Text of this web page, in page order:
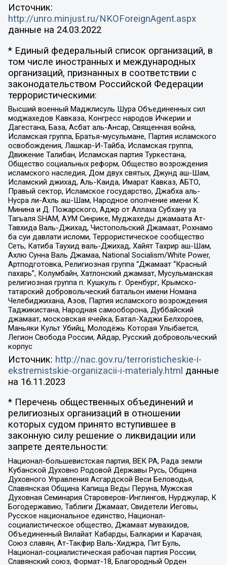
Источник:
http://unro.minjust.ru/NKOForeignAgent.aspx
данные на 24.03.2022
* Единый федеральный список организаций, в
том числе иностранных и международных
организаций, признанных в соответствии с
законодательством Российской Федерации
террористическими:
Высший военный Маджлисуль Шура Объединенных сил
моджахедов Кавказа, Конгресс народов Ичкерии и
Дагестана, База, Асбат аль-Ансар, Священная война,
Исламская группа, Братья-мусульмане, Партия исламского
освобождения, Лашкар-И-Тайба, Исламская группа,
Движение Талибан, Исламская партия Туркестана,
Общество социальных реформ, Общество возрождения
исламского наследия, Дом двух святых, Джунд аш-Шам,
Исламский джихад, Аль-Каида, Имарат Кавказ, АБТО,
Правый сектор, Исламское государство, Джабха аль-
Нусра ли-Ахль аш-Шам, Народное ополчение имени К.
Минина и Д. Пожарского, Аджр от Аллаха Субхану уа
Тагьаля SHAM, АУМ Синрике, Муджахеды джамаата Ат-
Тавхида Валь-Джихад, Чистопольский Джамаат, Рохнамо
ба суи давлати исломи, Террористическое сообщество
Сеть, Катиба Таухид валь-Джихад, Хайят Тахрир аш-Шам,
Ахлю Сунна Валь Джамаа, National Socialism/White Power,
Артподготовка, Религиозная группа “Джамаат “Красный
пахарь”, Колумбайн, Хатлонский джамаат, Мусульманская
религиозная группа п. Кушкуль г. Оренбург, Крымско-
татарский добровольческий батальон имени Номана
Челебиджихана, Азов, Партия исламского возрождения
Таджикистана, Народная самооборона, Дуббайский
джамаат, московская ячейка, Батал-Хаджи Белхороев,
Маньяки Культ Убийц, Молодёжь Которая Улыбается,
Легион Свобода России, Айдар, Русский добровольческий
корпус
Источник: http://nac.gov.ru/terroristicheskie-i-
ekstremistskie-organizacii-i-materialy.html данные
на 16.11.2023
* Перечень общественных объединений и
религиозных организаций в отношении
которых судом принято вступившее в
законную силу решение о ликвидации или
запрете деятельности:
Национал-большевистская партия, ВЕК РА, Рада земли
Кубанской Духовно Родовой Державы Русь, Община
Духовного Управления Асгардской Веси Беловодья,
Славянская Община Капища Веды Перуна, Мужская
Духовная Семинария Староверов-Инглингов, Нурджулар, К
Богодержавию, Таблиги Джамаат, Свидетели Иеговы,
Русское национальное единство, Национал-
социалистическое общество, Джамаат мувахидов,
Объединенный Вилайат Кабарды, Балкарии и Карачая,
Союз славян, Ат-Такфир Валь-Хиджра, Пит Буль,
Национал-социалистическая рабочая партия России,
Славянский союз, Формат-18, Благородный Орден